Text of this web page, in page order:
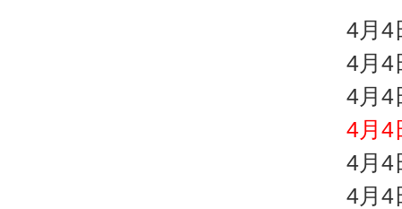
4月4
4月4
4月4
4月4
4月4
4月4